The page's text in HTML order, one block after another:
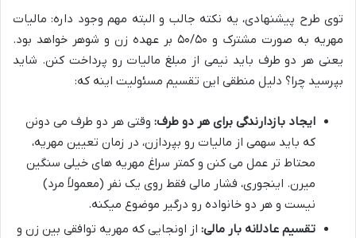
توی طرح پیشنهادی، یه نکته جالب و البته مهم وجود داره: مالیات
مهریه به صورت مشترک و ۵۰/۵۰ بر عهده زن و شوهر خواهد بود.
یعنی هر دو طرف باید نیمی از مبلغ مالیات رو پرداخت کنن. شاید
بپرسید چرا؟ دلیل منطقی این تقسیم مسئولیت اینه که:
ایجاد بازدارندگی برای هر دو طرف: وقتی هر دو طرف می دونن
که باید سهمی از مالیات رو بپردازن، در زمان تعیین مهریه،
محتاط تر عمل می کنن و کمتر سراغ مهریه های خیلی سنگین
میرن. اینجوری، فشار مالی فقط روی یک نفر (معمولاً مرد)
نیست و هر دو خانواده رو درگیر موضوع میکنه.
تقسیم عادلانه بار مالی: از اونجایی که مهریه توافقی بین زن و